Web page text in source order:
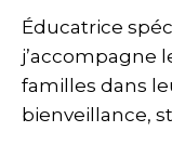
Éducatrice
j’accompagne
familles dans
bienveillance,